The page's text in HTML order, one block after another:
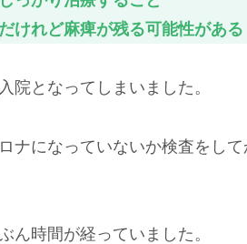
けれど麻痺が残る可能性がある
院となってしまいました。
ナになっていないか検査をし
ん時間が経っていました。